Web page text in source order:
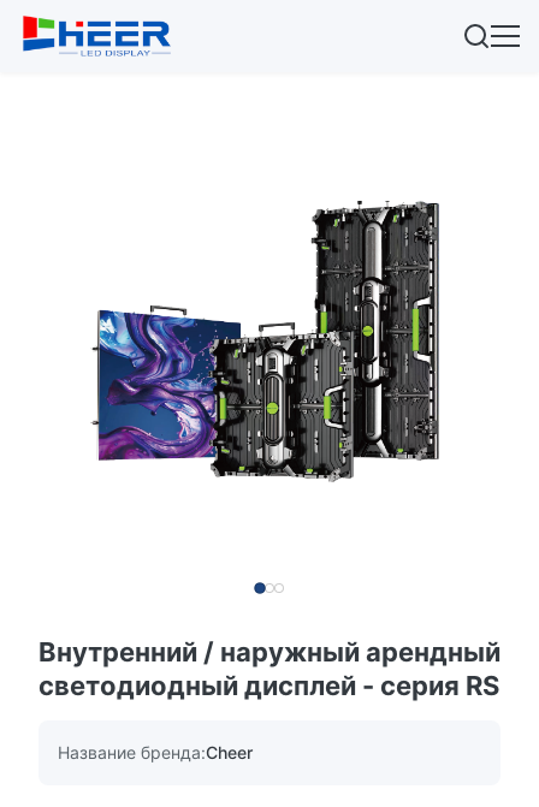
Внутренний / наружный арендный
светодиодный дисплей - серия RS
Название бренда:Cheer